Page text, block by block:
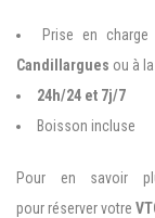
Prise en charge
Candillargues ou à la
24h/24 et 7j/7
Boisson incluse
Pour en savoir
pour réserver votre